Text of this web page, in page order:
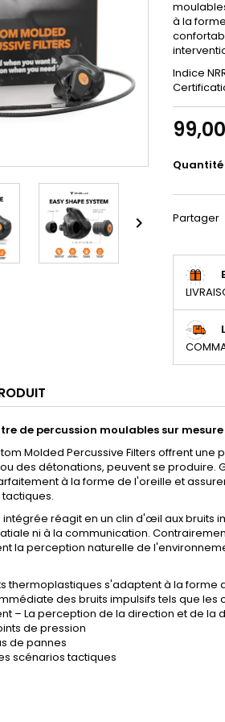

à la
Indice
Quantité
Partager
de percussion moulables sur mesure
Molded Percussive Filters offrent
des détonations, peuvent se produire.
à la forme de l'oreille et
réagit en un clin d'œil aux bruits
ni à la communication.
la perception naturelle de
thermoplastiques s'adaptent à la forme
des bruits impulsifs tels que les
– La perception de la direction et de la
de pression
de pannes
scénarios tactiques